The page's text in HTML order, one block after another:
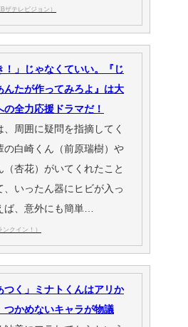
ザテレビジョン）
！」じゃなくていい。『じ
んたが作ってみろよ』は大
の全力応援ドラマだ！
、周囲に疑問を指摘してく
の白崎くん（前原瑞樹）や
（杏花）がいてくれたこと
、いったん器にヒビが入っ
ば、意外にも簡単…
ンクイン！）
つく」ミナトくんはアリか
かめないキャラが物議